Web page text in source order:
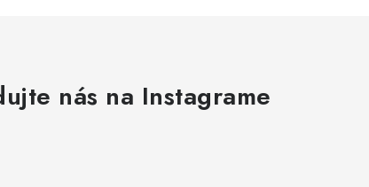
nás na Instagrame